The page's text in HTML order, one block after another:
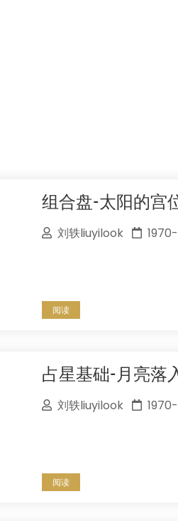
组合盘-太阳的宫
刘轶liuyilook
阅读
占星基础-月亮落
刘轶liuyilook
阅读